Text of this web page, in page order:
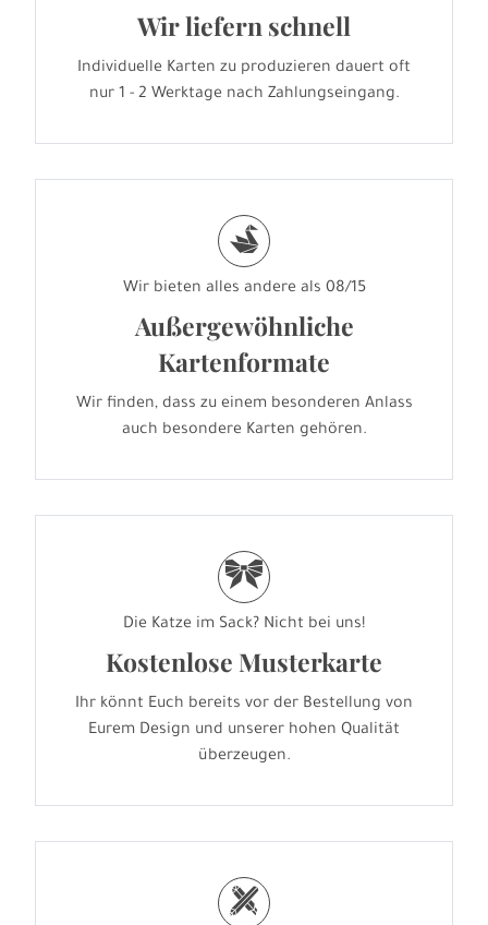
Wir liefern schnell
Individuelle Karten zu produzieren dauert oft
nur 1 - 2 Werktage nach Zahlungseingang.
s
Wir bieten alles andere als 08/15
Außergewöhnliche
Kartenformate
Wir finden, dass zu einem besonderen Anlass
auch besondere Karten gehören.
r
Die Katze im Sack? Nicht bei uns!
Kostenlose Musterkarte
Ihr könnt Euch bereits vor der Bestellung von
Eurem Design und unserer hohen Qualität
überzeugen.
h